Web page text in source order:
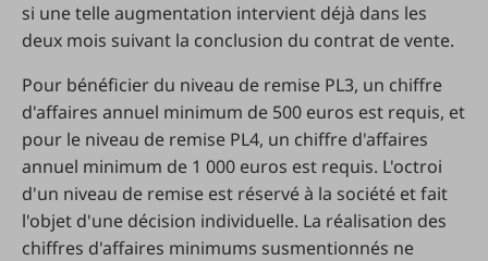
si une telle augmentation intervient déjà dans les
deux mois suivant la conclusion du contrat de vente.
Pour bénéficier du niveau de remise PL3, un chiffre
d'affaires annuel minimum de 500 euros est requis, et
pour le niveau de remise PL4, un chiffre d'affaires
annuel minimum de 1 000 euros est requis. L'octroi
d'un niveau de remise est réservé à la société et fait
l'objet d'une décision individuelle. La réalisation des
chiffres d'affaires minimums susmentionnés ne